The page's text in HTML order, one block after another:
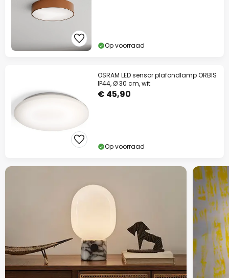
Op voorraad
OSRAM LED sensor plafondlamp ORBIS
IP44, Ø 30 cm, wit
€ 45,90
Op voorraad